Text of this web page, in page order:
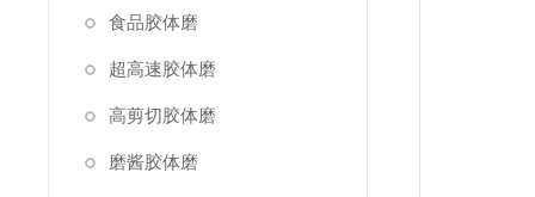
食品胶体磨
超高速胶体磨
高剪切胶体磨
磨酱胶体磨